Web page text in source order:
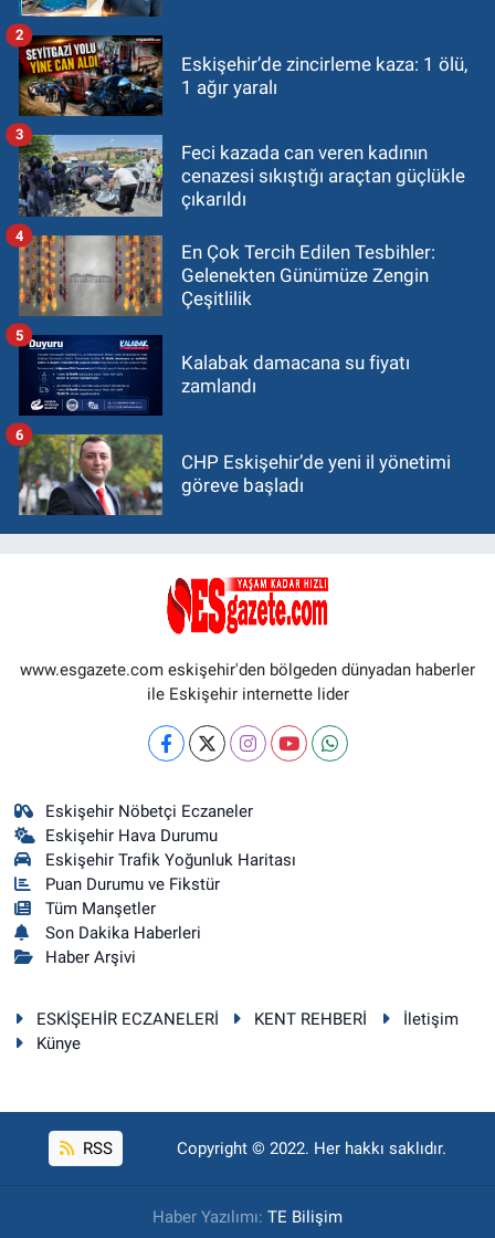
Eskişehir’de zincirleme kaza: 1 ölü,
1 ağır yaralı
2
Feci kazada can veren kadının
cenazesi sıkıştığı araçtan güçlükle
çıkarıldı
3
En Çok Tercih Edilen Tesbihler:
Gelenekten Günümüze Zengin
Çeşitlilik
4
Kalabak damacana su fiyatı
zamlandı
5
CHP Eskişehir’de yeni il yönetimi
göreve başladı
6
www.esgazete.com eskişehir'den bölgeden dünyadan haberler
ile Eskişehir internette lider
Eskişehir Nöbetçi Eczaneler
Eskişehir Hava Durumu
Eskişehir Trafik Yoğunluk Haritası
Puan Durumu ve Fikstür
Tüm Manşetler
Son Dakika Haberleri
Haber Arşivi
ESKİŞEHİR ECZANELERİ KENT REHBERİ
İletişim
Künye
RSS Copyright © 2022. Her hakkı saklıdır.
Haber Yazılımı: TE Bilişim